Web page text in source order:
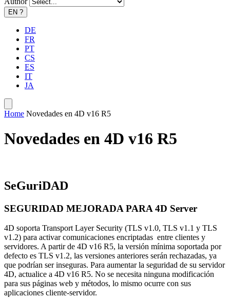
EN ?
DE
FR
PT
CS
ES
IT
JA
Home Novedades en 4D v16 R5
Novedades en 4D v16 R5
SeGuriDAD
SEGURIDAD MEJORADA PARA 4D Server
4D soporta Transport Layer Security (TLS v1.0, TLS v1.1 y TLS
v1.2) para activar comunicaciones encriptadas entre clientes y
servidores. A partir de 4D v16 R5, la versión mínima soportada por
defecto es TLS v1.2, las versiones anteriores serán rechazadas, ya
que podrían ser inseguras. Para aumentar la seguridad de su servidor
4D, actualice a 4D v16 R5. No se necesita ninguna modificación
para sus páginas web y métodos, lo mismo ocurre con sus
aplicaciones cliente-servidor.